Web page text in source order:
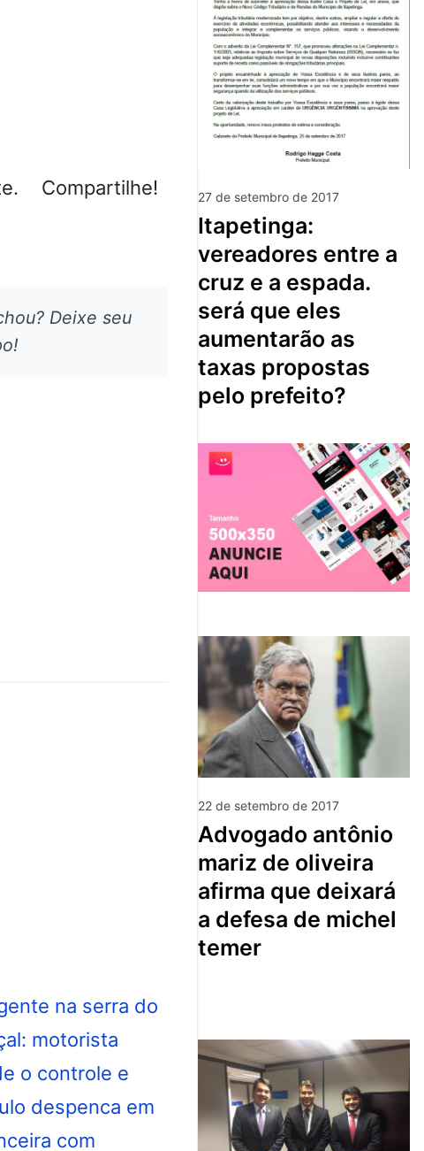
Compartilhe!
Deixe seu
27 de setembro de 2017
itapetinga:
vereadores entre a
cruz e a espada.
será que eles
aumentarão as
taxas propostas
pelo prefeito?
22 de setembro de 2017
advogado antônio
mariz de oliveira
afirma que deixará
a defesa de michel
temer